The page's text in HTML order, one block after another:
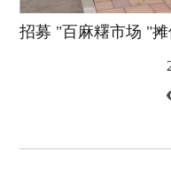
招募 "百麻糬市场 "摊